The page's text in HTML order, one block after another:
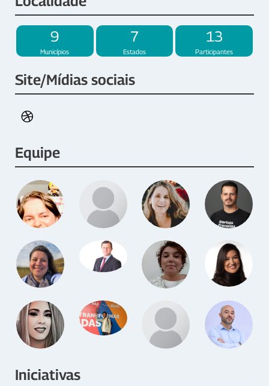
9
Municípios
7
Estados
13
Participantes
Site/Mídias sociais
Equipe
Iniciativas